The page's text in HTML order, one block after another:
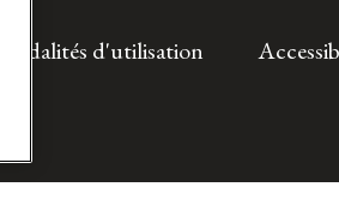
Modalités d'utilisation